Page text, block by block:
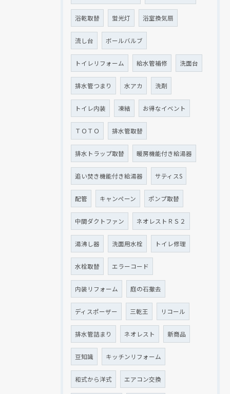
浴乾取替 蛍光灯 浴室換気扇
流し台 ボールバルブ
トイレリフォーム 給水管補修 洗面台
排水管つまり 水アカ 洗剤
トイレ内装 凍結 お得なイベント
ＴＯＴＯ 排水管取替
排水トラップ取替 暖房機能付き給湯器
追い焚き機能付き給湯器 サティスS
配管 キャンペーン ポンプ取替
中間ダクトファン ネオレストＲＳ２
湯沸し器 洗面用水栓 トイレ修理
水栓取替 エラーコード
内装リフォーム 庭の石撤去
ディスポーザー 三乾王 リコール
排水管詰まり ネオレスト 新商品
豆知識 キッチンリフォーム
和式から洋式 エアコン交換